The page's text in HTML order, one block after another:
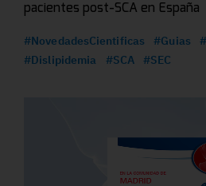
pacientes post-SCA en España
#NovedadesCientificas #Guias
#Dislipidemia
#SCA #SEC